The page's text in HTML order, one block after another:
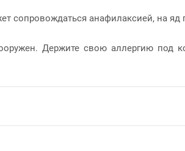
сопровождаться анафилаксией, на яд
Держите свою аллергию под